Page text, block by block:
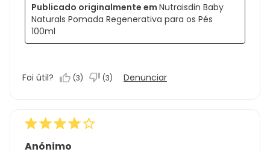
Publicado originalmente em Nutraisdin Baby
Naturals Pomada Regenerativa para os Pés
100ml
Foi útil? (3) (3) Denunciar
Anónimo